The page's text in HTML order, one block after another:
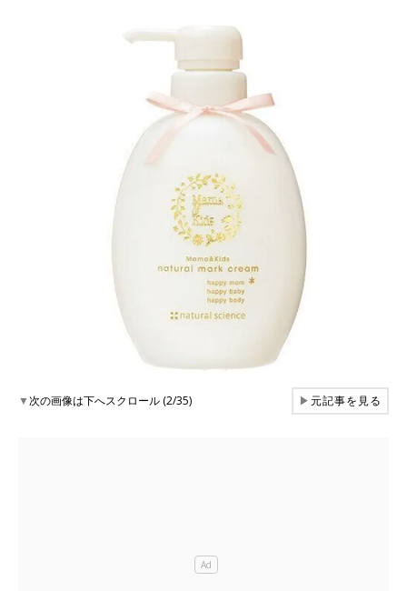
▼次の画像は下へスクロール (2/35) ▶元記事を見る